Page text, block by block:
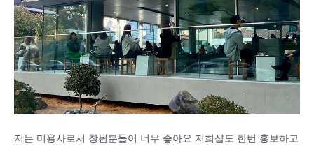
저는 미용사로서 창원분들이 너무 좋아요 저희샵도 한번 홍보하고